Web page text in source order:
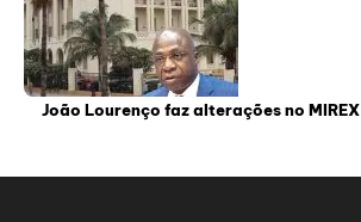
João Lourenço faz alterações no MIREX